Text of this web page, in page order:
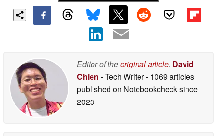
Editor of theoriginal article: David
Chien - Tech Writer- 1069 articles
published on Notebookchecksince
2023